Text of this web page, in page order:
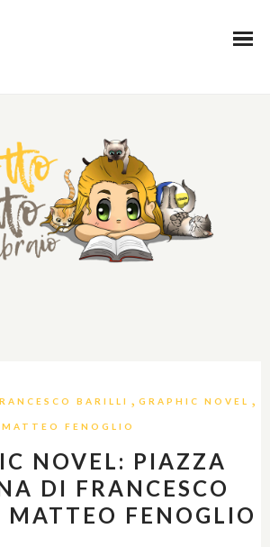
BARILLI , GRAPHIC NOVEL ,
MATTEO FENOGLIO
NOVEL: PIAZZA
DI FRANCESCO
MATTEO FENOGLIO